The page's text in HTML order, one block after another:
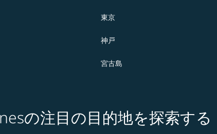
東京
神戸
宮古島
の注目の目的地を探索する